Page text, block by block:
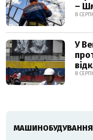
–
8
У
8
МАШИНОБУДУВАННЯ